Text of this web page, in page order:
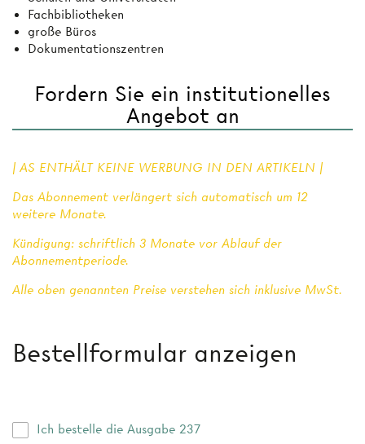
Fachbibliotheken
große Büros
Dokumentationszentren
Fordern Sie ein institutionelles
Angebot an
| AS ENTHÄLT KEINE WERBUNG IN DEN ARTIKELN |
Das Abonnement verlängert sich automatisch um 12
weitere Monate.
Kündigung: schriftlich 3 Monate vor Ablauf der
Abonnementperiode.
Alle oben genannten Preise verstehen sich inklusive MwSt.
Bestellformular anzeigen
Ich bestelle die Ausgabe 237